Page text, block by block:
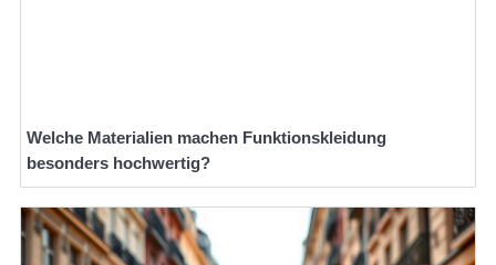
Welche Materialien machen Funktionskleidung
besonders hochwertig?